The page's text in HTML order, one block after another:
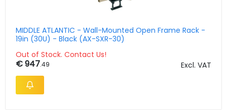
MIDDLE ATLANTIC - Wall-Mounted Open Frame Rack -
19in (30U) - Black (AX-SXR-30)
Out of Stock. Contact Us!
€ 947.49 Excl. VAT